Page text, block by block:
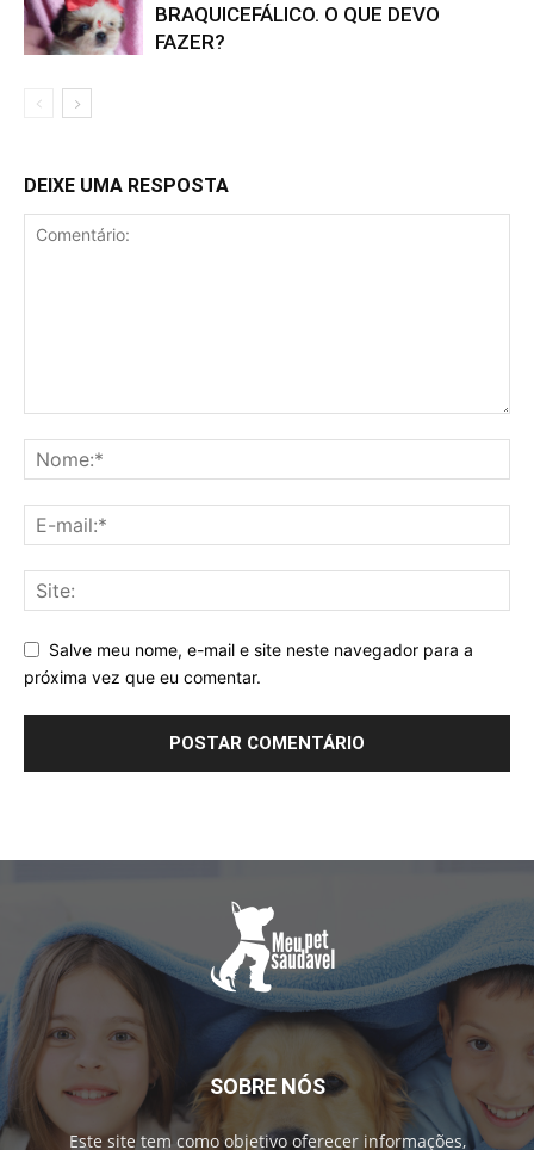
BRAQUICEFÁLICO. O QUE DEVO
FAZER?
DEIXE UMA RESPOSTA
Salve meu nome, e-mail e site neste navegador para a
próxima vez que eu comentar.
SOBRE NÓS
Este site tem como objetivo oferecer informações,